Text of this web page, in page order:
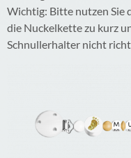
Wichtig: Bitte nutzen Sie
die Nuckelkette zu kurz
Schnullerhalter nicht